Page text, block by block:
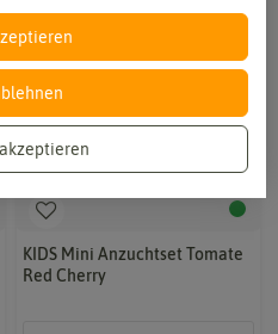
KIDS Mini Anzuchtset Tomate
Red Cherry